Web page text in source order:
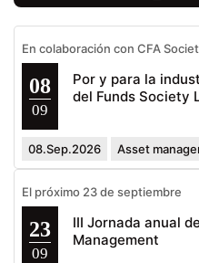
En colaboración con CFA
08
09
Por y para la
del Funds Society
08.Sep.2026 Asset
El próximo 23 de septiembre
23
09
III Jornada anual
Management